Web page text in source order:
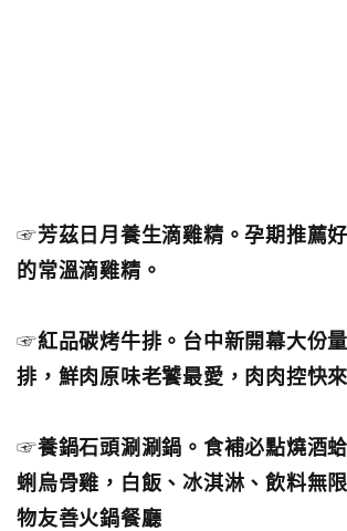
☞芳茲日月養生滴雞精。孕期推薦
的常溫滴雞精。
☞紅品碳烤牛排。台中新開幕大份
排，鮮肉原味老饕最愛，肉肉控快來
☞養鍋石頭涮涮鍋。食補必點燒酒
蜊烏骨雞，白飯、冰淇淋、飲料無
物友善火鍋餐廳